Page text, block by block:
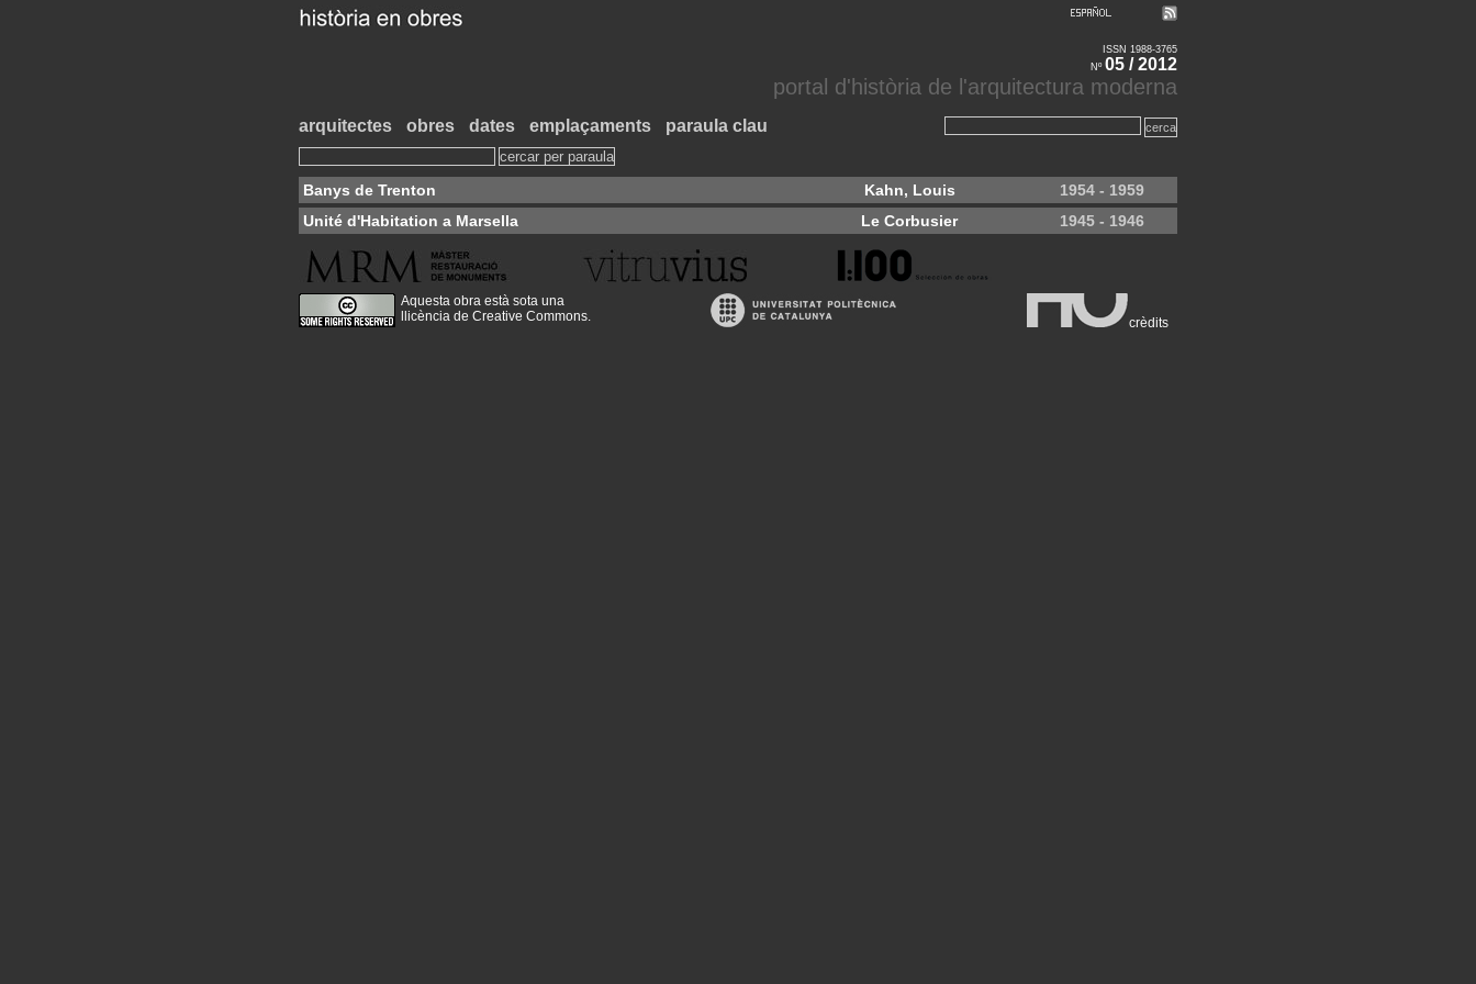
ISSN 1988-3765
Nº 05 / 2012
portal d'història de l'arquitectura moderna
arquitectes obres dates emplaçaments paraula clau
Banys de Trenton Kahn, Louis
1954 - 1959
Unité d'Habitation a Marsella
Le Corbusier 1945 - 1946
Aquesta obra està sota una
llicència de Creative Commons. crèdits